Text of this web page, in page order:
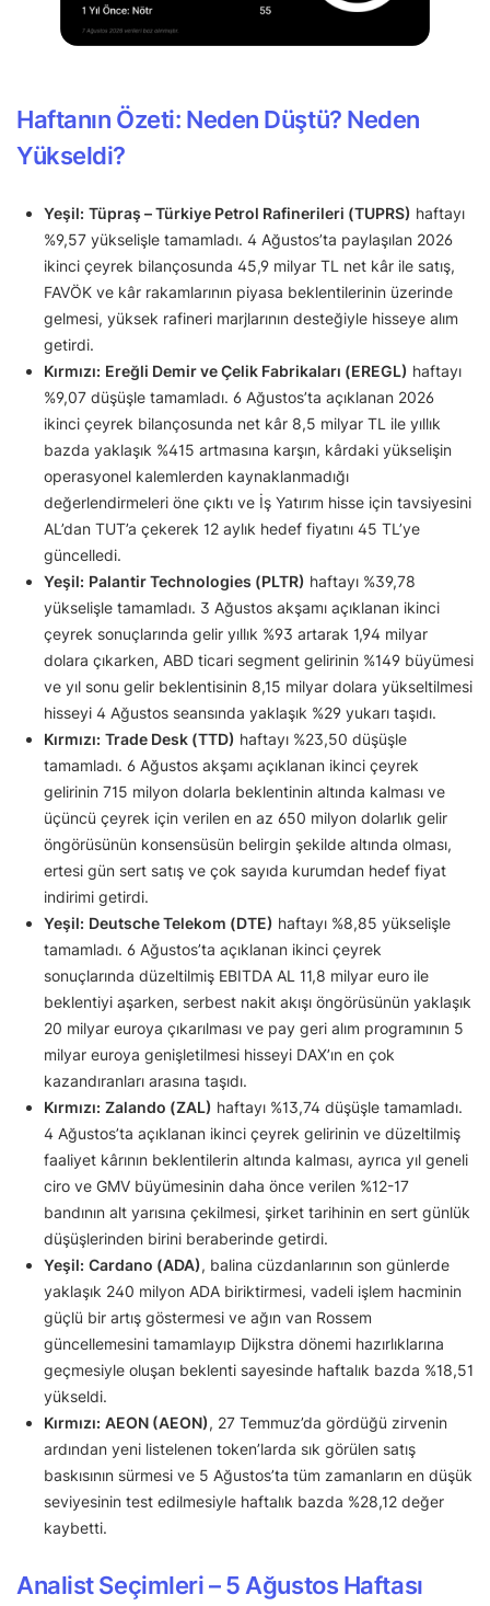
Haftanın Özeti: Neden Düştü? Neden
Yükseldi?
Yeşil: Tüpraş – Türkiye Petrol Rafinerileri (TUPRS) haftayı
%9,57 yükselişle tamamladı. 4 Ağustos’ta paylaşılan 2026
ikinci çeyrek bilançosunda 45,9 milyar TL net kâr ile satış,
FAVÖK ve kâr rakamlarının piyasa beklentilerinin üzerinde
gelmesi, yüksek rafineri marjlarının desteğiyle hisseye alım
getirdi.
Kırmızı: Ereğli Demir ve Çelik Fabrikaları (EREGL) haftayı
%9,07 düşüşle tamamladı. 6 Ağustos’ta açıklanan 2026
ikinci çeyrek bilançosunda net kâr 8,5 milyar TL ile yıllık
bazda yaklaşık %415 artmasına karşın, kârdaki yükselişin
operasyonel kalemlerden kaynaklanmadığı
değerlendirmeleri öne çıktı ve İş Yatırım hisse için tavsiyesini
AL’dan TUT’a çekerek 12 aylık hedef fiyatını 45 TL’ye
güncelledi.
Yeşil: Palantir Technologies (PLTR) haftayı %39,78
yükselişle tamamladı. 3 Ağustos akşamı açıklanan ikinci
çeyrek sonuçlarında gelir yıllık %93 artarak 1,94 milyar
dolara çıkarken, ABD ticari segment gelirinin %149 büyümesi
ve yıl sonu gelir beklentisinin 8,15 milyar dolara yükseltilmesi
hisseyi 4 Ağustos seansında yaklaşık %29 yukarı taşıdı.
Kırmızı: Trade Desk (TTD) haftayı %23,50 düşüşle
tamamladı. 6 Ağustos akşamı açıklanan ikinci çeyrek
gelirinin 715 milyon dolarla beklentinin altında kalması ve
üçüncü çeyrek için verilen en az 650 milyon dolarlık gelir
öngörüsünün konsensüsün belirgin şekilde altında olması,
ertesi gün sert satış ve çok sayıda kurumdan hedef fiyat
indirimi getirdi.
Yeşil: Deutsche Telekom (DTE) haftayı %8,85 yükselişle
tamamladı. 6 Ağustos’ta açıklanan ikinci çeyrek
sonuçlarında düzeltilmiş EBITDA AL 11,8 milyar euro ile
beklentiyi aşarken, serbest nakit akışı öngörüsünün yaklaşık
20 milyar euroya çıkarılması ve pay geri alım programının 5
milyar euroya genişletilmesi hisseyi DAX’ın en çok
kazandıranları arasına taşıdı.
Kırmızı: Zalando (ZAL) haftayı %13,74 düşüşle tamamladı.
4 Ağustos’ta açıklanan ikinci çeyrek gelirinin ve düzeltilmiş
faaliyet kârının beklentilerin altında kalması, ayrıca yıl geneli
ciro ve GMV büyümesinin daha önce verilen %12-17
bandının alt yarısına çekilmesi, şirket tarihinin en sert günlük
düşüşlerinden birini beraberinde getirdi.
Yeşil: Cardano (ADA), balina cüzdanlarının son günlerde
yaklaşık 240 milyon ADA biriktirmesi, vadeli işlem hacminin
güçlü bir artış göstermesi ve ağın van Rossem
güncellemesini tamamlayıp Dijkstra dönemi hazırlıklarına
geçmesiyle oluşan beklenti sayesinde haftalık bazda %18,51
yükseldi.
Kırmızı: AEON (AEON), 27 Temmuz’da gördüğü zirvenin
ardından yeni listelenen token’larda sık görülen satış
baskısının sürmesi ve 5 Ağustos’ta tüm zamanların en düşük
seviyesinin test edilmesiyle haftalık bazda %28,12 değer
kaybetti.
Analist Seçimleri – 5 Ağustos Haftası